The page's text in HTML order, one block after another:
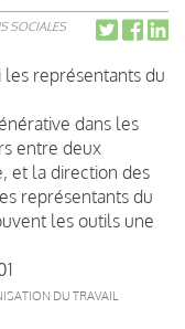
SOCIALES
les représentants du
dans les
entre deux
et la direction des
représentants du
les outils une
DU TRAVAIL